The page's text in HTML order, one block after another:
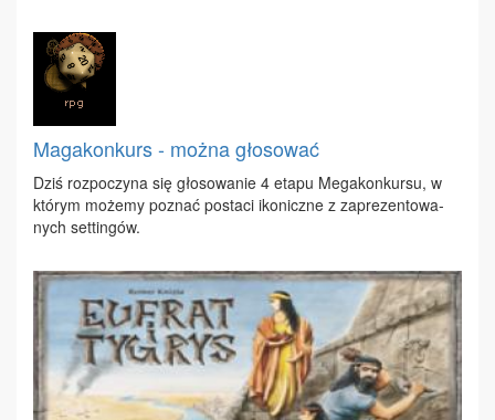
Magakonkurs - można głosować
Dziś roz­po­czy­na się gło­so­wa­nie 4 eta­pu Me­ga­kon­kur­su, w
któ­rym mo­że­my po­znać po­sta­ci iko­nicz­ne z za­pre­zen­to­wa­
nych set­tin­gów.